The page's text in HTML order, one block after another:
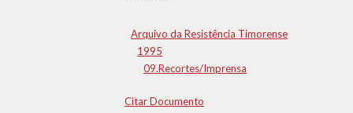
Arquivo da Resistência Timorense
1995
09.Recortes/Imprensa
Citar Documento